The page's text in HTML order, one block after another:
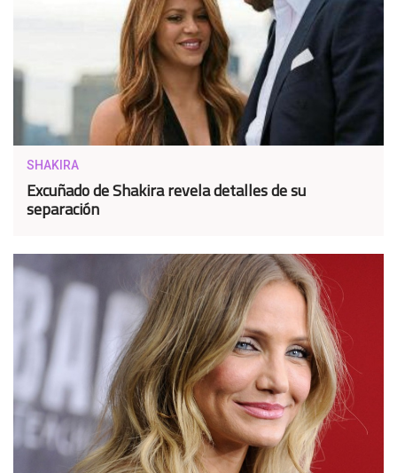
SHAKIRA
Excuñado de Shakira revela detalles de su
separación